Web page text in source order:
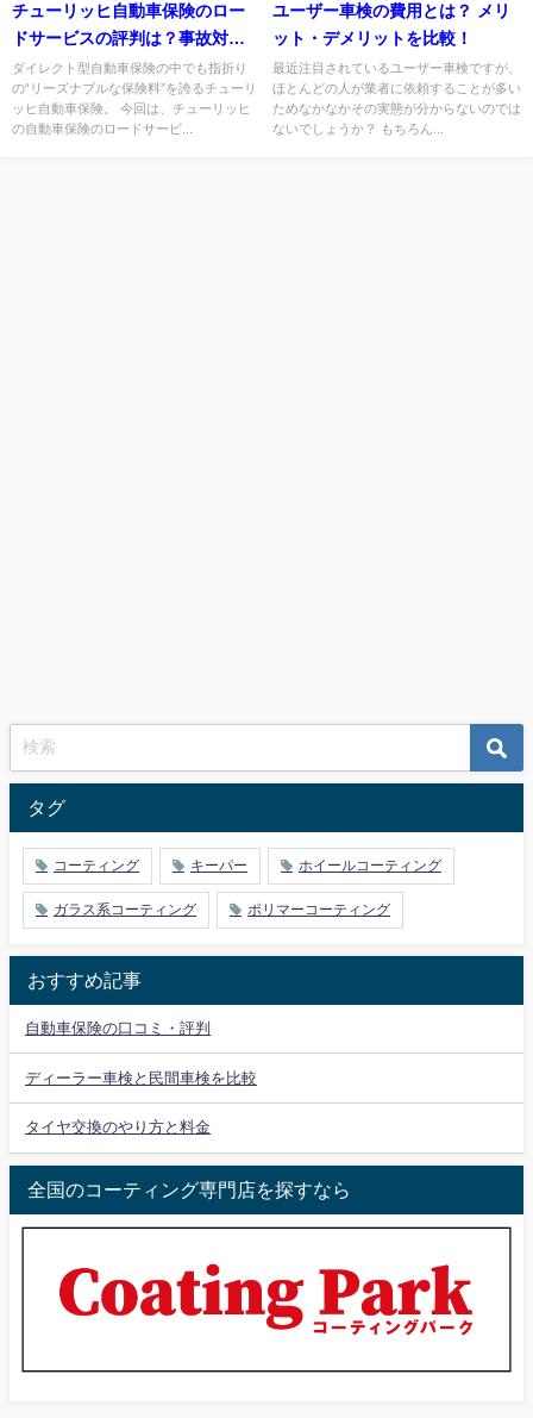
チューリッヒ自動車保険のロー
ドサービスの評判は？事故対応
力や8つのサービス内容＆万が一
に備えて知っておくべき注意点
まとめ
ダイレクト型自動車保険の中でも指折り
の“リーズナブルな保険料”を誇るチューリ
ッヒ自動車保険。 今回は、チューリッヒ
の自動車保険のロードサービ...
ユーザー車検の費用とは？ メリ
ット・デメリットを比較！
最近注目されているユーザー車検ですが、
ほとんどの人が業者に依頼することが多い
ためなかなかその実態が分からないのでは
ないでしょうか？ もちろん...
タグ
コーティング キーパー ホイールコーティング
ガラス系コーティング ポリマーコーティング
おすすめ記事
自動車保険の口コミ・評判
ディーラー車検と民間車検を比較
タイヤ交換のやり方と料金
全国のコーティング専門店を探すなら